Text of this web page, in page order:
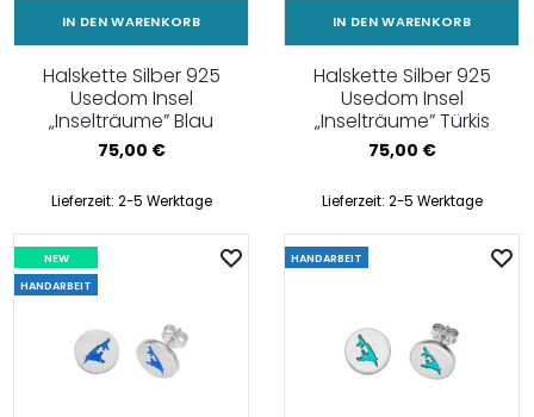
IN DEN WARENKORB
Halskette Silber 925
Usedom Insel
„Inselträume” Blau
75,00 €
Lieferzeit: 2-5 Werktage
IN DEN WARENKORB
Halskette Silber 925
Usedom Insel
„Inselträume” Türkis
75,00 €
Lieferzeit: 2-5 Werktage
NEW
HANDARBEIT
HANDARBEIT